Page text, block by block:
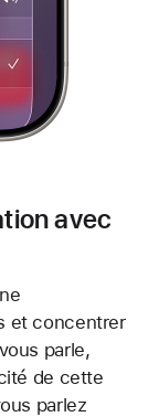
avec
et concentrer
parle,
de cette
parlez